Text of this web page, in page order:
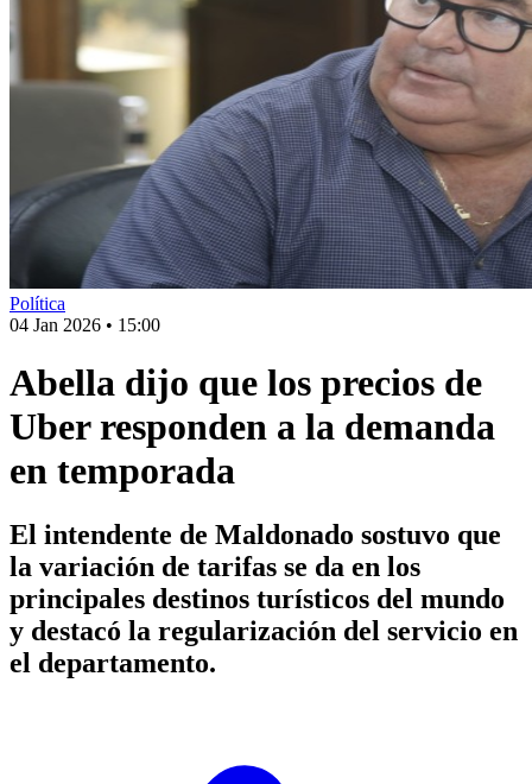
Política
04 Jan 2026 • 15:00
Abella dijo que los precios de
Uber responden a la demanda
en temporada
El intendente de Maldonado sostuvo que
la variación de tarifas se da en los
principales destinos turísticos del mundo
y destacó la regularización del servicio en
el departamento.